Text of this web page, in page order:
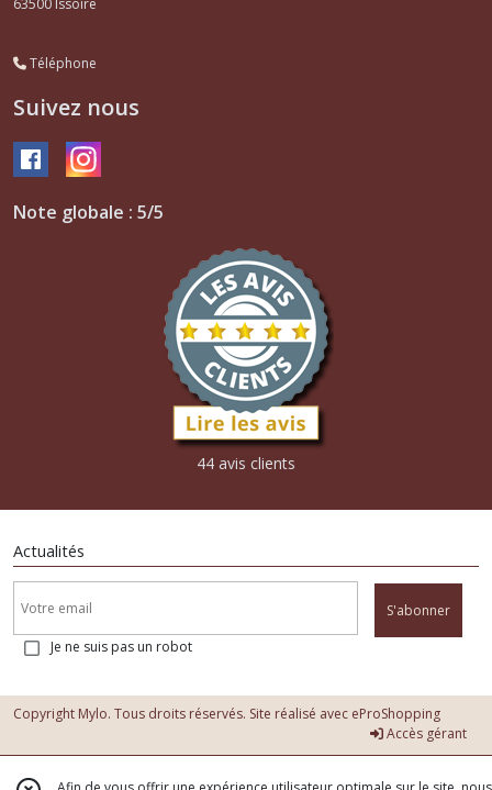
63500 Issoire
Téléphone
Suivez nous
Note globale : 5/5
44 avis clients
Actualités
S'abonner
Je ne suis pas un robot
Copyright Mylo. Tous droits réservés. Site réalisé avec eProShopping
Accès gérant